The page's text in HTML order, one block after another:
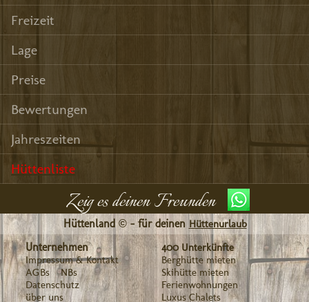
Freizeit
Lage
Preise
Bewertungen
Jahreszeiten
Hüttenliste
Zeig es deinen Freunden
Hüttenland © - für deinen Hüttenurlaub
Unternehmen
Impressum & Kontakt
AGBs
NBs
Datenschutz
über uns
400 Unterkünfte
Berghütte mieten
Skihütte mieten
Ferienwohnungen
Luxus Chalets